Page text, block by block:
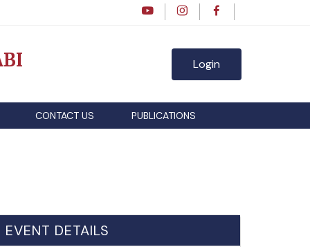
Login
CONTACT US PUBLICATIONS
EVENT DETAILS